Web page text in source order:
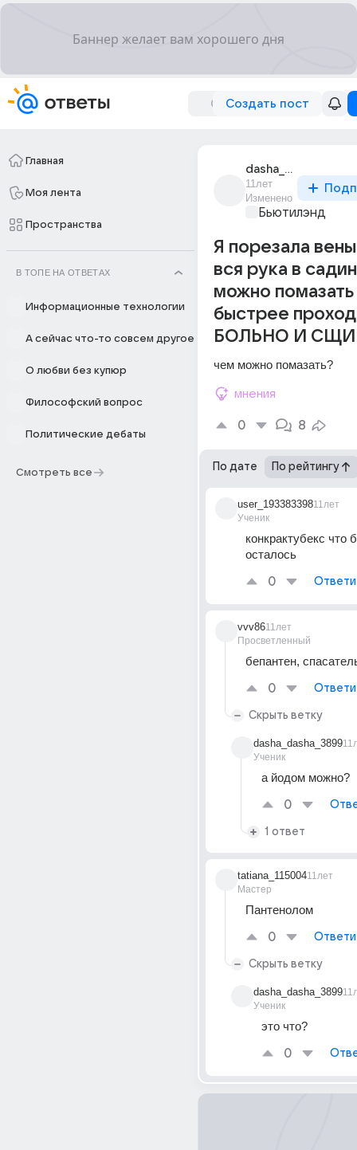
Создать пост
Главная
Моя лента
Пространства
В ТОПЕ НА ОТВЕТАХ
Информационные технологии
А сейчас что-то совсем другое
О любви без купюр
Философский вопрос
Политические дебаты
Смотреть все
dasha_dasha_3899
11лет
Изменено
Бьютилэнд
Я порезала
вся рука в
можно
быстрее
БОЛЬНО И
чем можно помазать?
мнения
0 8
По дате По рейтингу
user_193383398
Ученик
11лет
конкрактубекс
осталось
0
vvv86
Просветленный
11лет
бепантен,
0
Скрыть ветку
dasha_dasha_3899
Ученик
а йодом можно?
0
1 ответ
tatiana_115004
Мастер
11лет
Пантенолом
0
Скрыть ветку
dasha_dasha_3899
Ученик
это что?
0